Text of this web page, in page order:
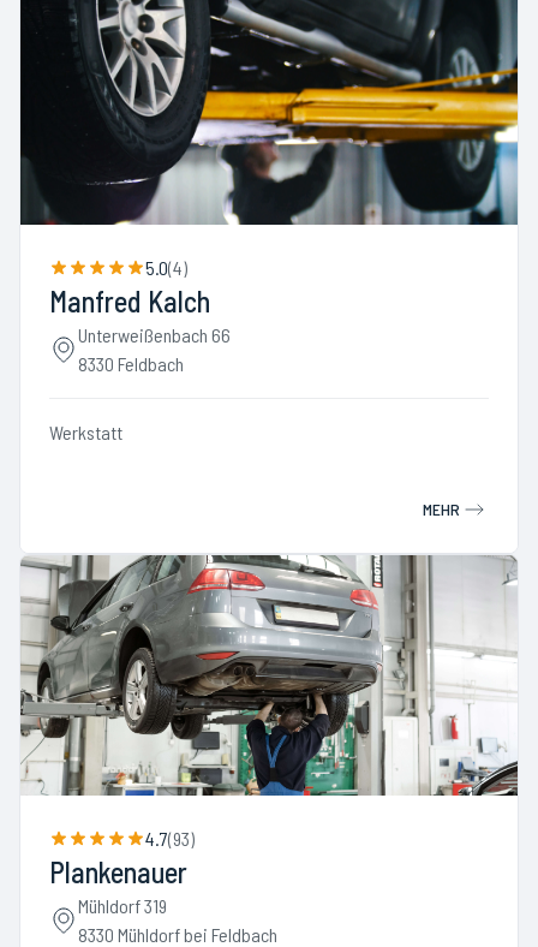
5.0(4)
Manfred Kalch
Unterweißenbach 66
8330 Feldbach
Werkstatt
MEHR
4.7(93)
Plankenauer
Mühldorf 319
8330 Mühldorf bei Feldbach